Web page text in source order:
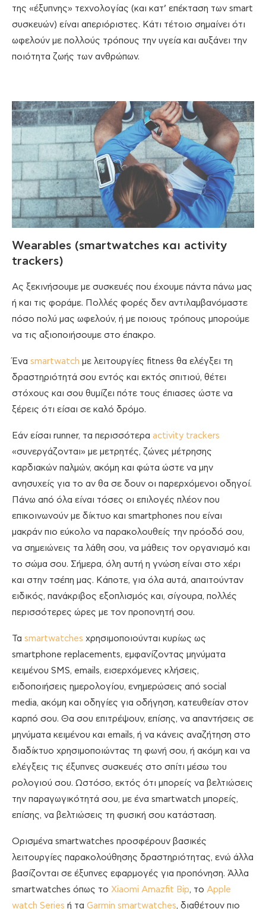
της «έξυπνης» τεχνολογίας (και κατ’ επέκταση των smart
συσκευών) είναι απεριόριστες. Κάτι τέτοιο σημαίνει ότι
ωφελούν με πολλούς τρόπους την υγεία και αυξάνει την
ποιότητα ζωής των ανθρώπων.
Wearables (smartwatches και activity
trackers)
Ας ξεκινήσουμε με συσκευές που έχουμε πάντα πάνω μας
ή και τις φοράμε. Πολλές φορές δεν αντιλαμβανόμαστε
πόσο πολύ μας ωφελούν, ή με ποιους τρόπους μπορούμε
να τις αξιοποιήσουμε στο έπακρο.
Ένα smartwatch με λειτουργίες fitness θα ελέγξει τη
δραστηριότητά σου εντός και εκτός σπιτιού, θέτει
στόχους και σου θυμίζει πότε τους έπιασες ώστε να
ξέρεις ότι είσαι σε καλό δρόμο.
Εάν είσαι runner, τα περισσότερα activity trackers
«συνεργάζονται» με μετρητές, ζώνες μέτρησης
καρδιακών παλμών, ακόμη και φώτα ώστε να μην
ανησυχείς για το αν θα σε δουν οι παρερχόμενοι οδηγοί.
Πάνω από όλα είναι τόσες οι επιλογές πλέον που
επικοινωνούν με δίκτυο και smartphones που είναι
μακράν πιο εύκολο να παρακολουθείς την πρόοδό σου,
να σημειώνεις τα λάθη σου, να μάθεις τον οργανισμό και
το σώμα σου. Σήμερα, όλη αυτή η γνώση είναι στο χέρι
και στην τσέπη μας. Κάποτε, για όλα αυτά, απαιτούνταν
ειδικός, πανάκριβος εξοπλισμός και, σίγουρα, πολλές
περισσότερες ώρες με τον προπονητή σου.
Τα smartwatches χρησιμοποιούνται κυρίως ως
smartphone replacements, εμφανίζοντας μηνύματα
κειμένου SMS, emails, εισερχόμενες κλήσεις,
ειδοποιήσεις ημερολογίου, ενημερώσεις από social
media, ακόμη και οδηγίες για οδήγηση, κατευθείαν στον
καρπό σου. Θα σου επιτρέψουν, επίσης, να απαντήσεις σε
μηνύματα κειμένου και emails, ή να κάνεις αναζήτηση στο
διαδίκτυο χρησιμοποιώντας τη φωνή σου, ή ακόμη και να
ελέγξεις τις έξυπνες συσκευές στο σπίτι μέσω του
ρολογιού σου. Ωστόσο, εκτός ότι μπορείς να βελτιώσεις
την παραγωγικότητά σου, με ένα smartwatch μπορείς,
επίσης, να βελτιώσεις τη φυσική σου κατάσταση.
Ορισμένα smartwatches προσφέρουν βασικές
λειτουργίες παρακολούθησης δραστηριότητας, ενώ άλλα
βασίζονται σε έξυπνες εφαρμογές για προπόνηση. Άλλα
smartwatches όπως το Xiaomi Amazfit Bip, το Apple
watch Series ή τα Garmin smartwatches, διαθέτουν πιο